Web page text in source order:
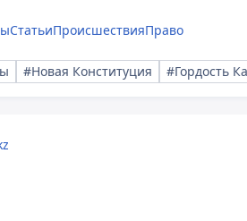
СтатьиПроисшествияПраво
#Новая Конституция #Гордость